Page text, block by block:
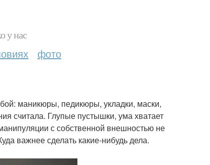
у нас
фото
маникюры, педикюры, укладки, маски,
считала. Глупые пустышки, ума хватает
с собственной внешностью не
важнее сделать какие-нибудь дела.